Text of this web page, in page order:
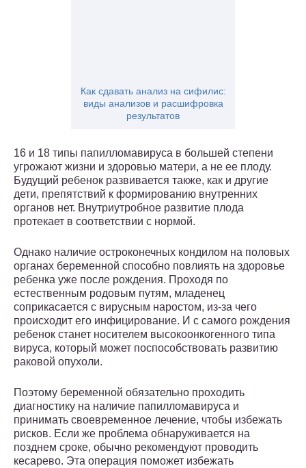
Как сдавать анализ на сифилис:
виды анализов и расшифровка
результатов
16 и 18 типы папилломавируса в большей степени
угрожают жизни и здоровью матери, а не ее плоду.
Будущий ребенок развивается также, как и другие
дети, препятствий к формированию внутренних
органов нет. Внутриутробное развитие плода
протекает в соответствии с нормой.
Однако наличие остроконечных кондилом на половых
органах беременной способно повлиять на здоровье
ребенка уже после рождения. Проходя по
естественным родовым путям, младенец
соприкасается с вирусным наростом, из-за чего
происходит его инфицирование. И с самого рождения
ребенок станет носителем высокоонкогенного типа
вируса, который может поспособствовать развитию
раковой опухоли.
Поэтому беременной обязательно проходить
диагностику на наличие папилломавируса и
принимать своевременное лечение, чтобы избежать
рисков. Если же проблема обнаруживается на
позднем сроке, обычно рекомендуют проводить
кесарево. Эта операция поможет избежать